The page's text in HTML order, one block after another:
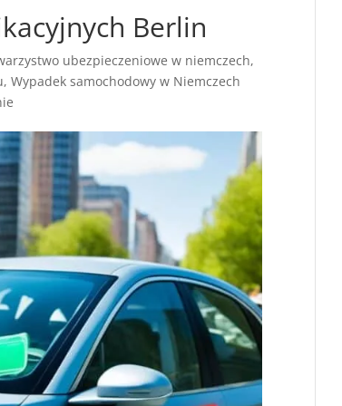
Berlin
ubezpieczeniowe w niemczech,
,Wypadek samochodowy w Niemczech